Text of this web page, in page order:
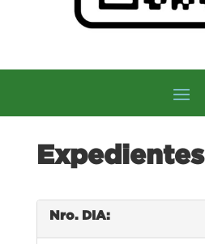
Expedientes
Nro. DIA: